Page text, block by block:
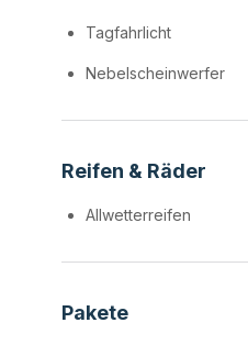
Tagfahrlicht
Nebelscheinwerfer
Reifen & Räder
Allwetterreifen
Pakete